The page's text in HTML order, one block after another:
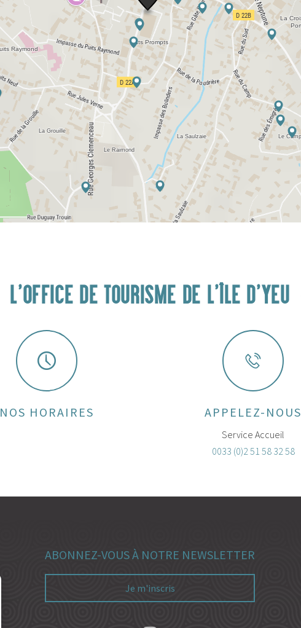
L'OFFICE DE TOURISME DE L'ÎLE D'YEU
NOS HORAIRES APPELEZ-NOUS
Service Accueil
0033 (0)2 51 58 32 58
ABONNEZ-VOUS À NOTRE NEWSLETTER
Je m'inscris